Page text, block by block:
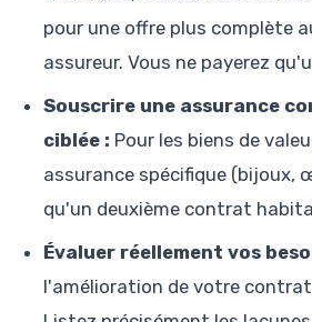
pour une offre plus complète
assureur. Vous ne payerez
Souscrire une assurance
ciblée : Pour les biens de
assurance spécifique
qu'un deuxième contrat
Évaluer réellement vos
l'amélioration de votre